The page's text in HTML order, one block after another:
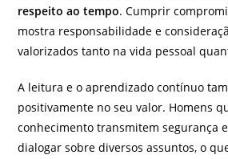
respeito ao tempo. Cumprir
mostra responsabilidade e
valorizados tanto na vida pessoal
A leitura e o aprendizado contínuo
positivamente no seu valor. Homens
conhecimento transmitem segurança
dialogar sobre diversos assuntos, o